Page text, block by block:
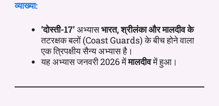
व्याख्या:
‘दोस्ती-17’अभ्यासभारत, श्रीलंका और मालदीव के
तटरक्षक बलों (Coast Guards) के बीच होने वाला
एक त्रिपक्षीय सैन्य अभ्यास है।
यह अभ्यास जनवरी 2026 मेंमालदीवमें हुआ।